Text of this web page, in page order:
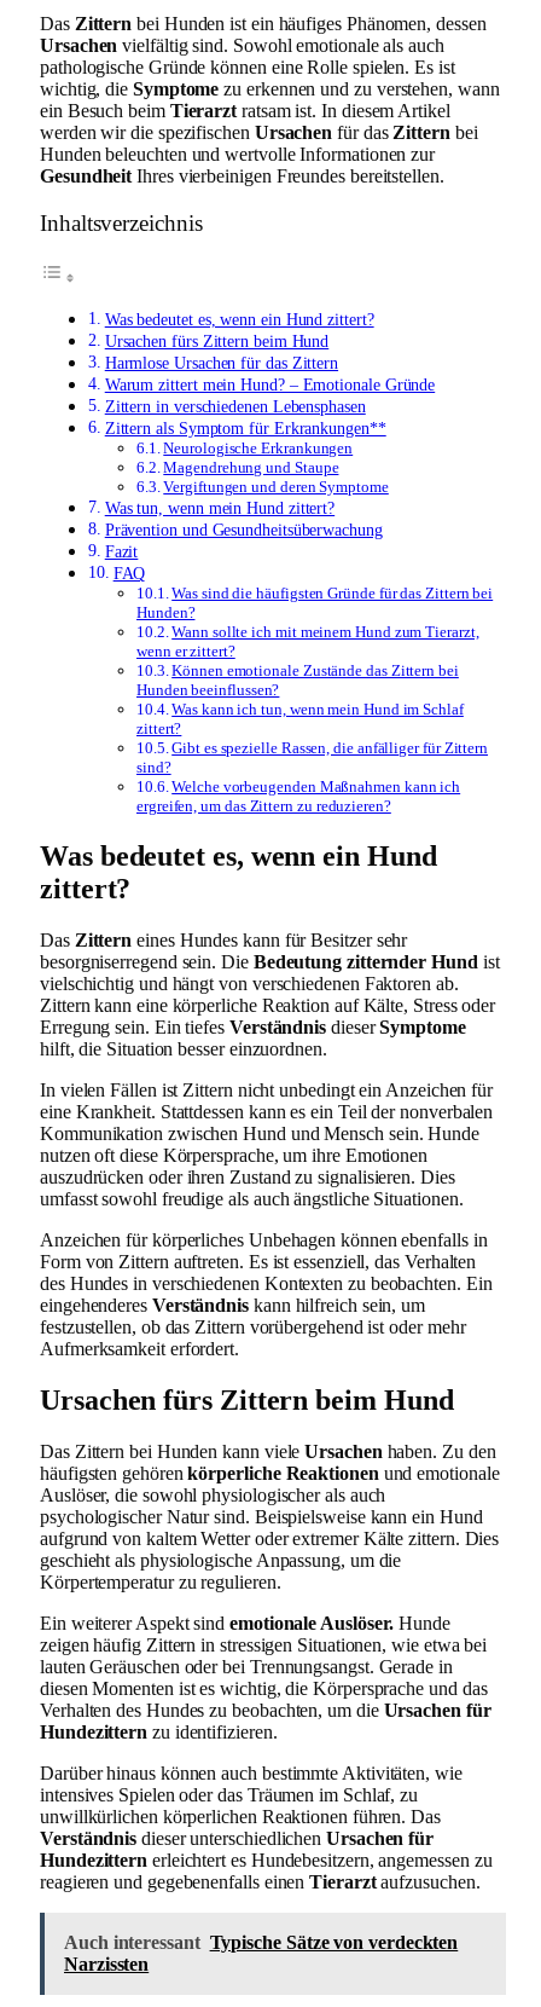
Das Zittern bei Hunden ist ein häufiges Phänomen, dessen
Ursachen vielfältig sind. Sowohl emotionale als auch
pathologische Gründe können eine Rolle spielen. Es ist
wichtig, die Symptome zu erkennen und zu verstehen, wann
ein Besuch beim Tierarzt ratsam ist. In diesem Artikel
werden wir die spezifischen Ursachen für das Zittern bei
Hunden beleuchten und wertvolle Informationen zur
Gesundheit Ihres vierbeinigen Freundes bereitstellen.
Inhaltsverzeichnis
Was bedeutet es, wenn ein Hund zittert?
Ursachen fürs Zittern beim Hund
Harmlose Ursachen für das Zittern
Warum zittert mein Hund? – Emotionale Gründe
Zittern in verschiedenen Lebensphasen
Zittern als Symptom für Erkrankungen**
Neurologische Erkrankungen
Magendrehung und Staupe
Vergiftungen und deren Symptome
Was tun, wenn mein Hund zittert?
Prävention und Gesundheitsüberwachung
Fazit
FAQ
Was sind die häufigsten Gründe für das Zittern bei
Hunden?
Wann sollte ich mit meinem Hund zum Tierarzt,
wenn er zittert?
Können emotionale Zustände das Zittern bei
Hunden beeinflussen?
Was kann ich tun, wenn mein Hund im Schlaf
zittert?
Gibt es spezielle Rassen, die anfälliger für Zittern
sind?
Welche vorbeugenden Maßnahmen kann ich
ergreifen, um das Zittern zu reduzieren?
Was bedeutet es, wenn ein Hund
zittert?
Das Zittern eines Hundes kann für Besitzer sehr
besorgniserregend sein. Die Bedeutung zitternder Hund ist
vielschichtig und hängt von verschiedenen Faktoren ab.
Zittern kann eine körperliche Reaktion auf Kälte, Stress oder
Erregung sein. Ein tiefes Verständnis dieserSymptome
hilft, die Situation besser einzuordnen.
In vielen Fällen ist Zittern nicht unbedingt ein Anzeichen für
eine Krankheit. Stattdessen kann es ein Teil der nonverbalen
Kommunikation zwischen Hund und Mensch sein. Hunde
nutzen oft diese Körpersprache, um ihre Emotionen
auszudrücken oder ihren Zustand zu signalisieren. Dies
umfasst sowohl freudige als auch ängstliche Situationen.
Anzeichen für körperliches Unbehagen können ebenfalls in
Form von Zittern auftreten. Es ist essenziell, das Verhalten
des Hundes in verschiedenen Kontexten zu beobachten. Ein
eingehenderes Verständnis kann hilfreich sein, um
festzustellen, ob das Zittern vorübergehend ist oder mehr
Aufmerksamkeit erfordert.
Ursachen fürs Zittern beim Hund
Das Zittern bei Hunden kann vieleUrsachen haben. Zu den
häufigsten gehörenkörperliche Reaktionen und emotionale
Auslöser, die sowohl physiologischer als auch
psychologischer Natur sind. Beispielsweise kann ein Hund
aufgrund von kaltem Wetter oder extremer Kälte zittern. Dies
geschieht als physiologische Anpassung, um die
Körpertemperatur zu regulieren.
Ein weiterer Aspekt sind emotionale Auslöser. Hunde
zeigen häufig Zittern in stressigen Situationen, wie etwa bei
lauten Geräuschen oder bei Trennungsangst. Gerade in
diesen Momenten ist es wichtig, die Körpersprache und das
Verhalten des Hundes zu beobachten, um die Ursachen für
Hundezittern zu identifizieren.
Darüber hinaus können auch bestimmte Aktivitäten, wie
intensives Spielen oder das Träumen im Schlaf, zu
unwillkürlichen körperlichen Reaktionen führen. Das
Verständnis dieser unterschiedlichenUrsachen für
Hundezittern erleichtert es Hundebesitzern, angemessen zu
reagieren und gegebenenfalls einenTierarztaufzusuchen.
Auch interessant Typische Sätze von verdeckten
Narzissten